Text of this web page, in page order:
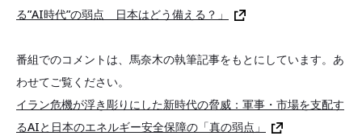
る”AI時代”の弱点 日本はどう備える？」
番組でのコメントは、馬奈木の執筆記事をもとにしています。あ
わせてご覧ください。
イラン危機が浮き彫りにした新時代の脅威：軍事・市場を支配す
るAIと日本のエネルギー安全保障の「真の弱点」